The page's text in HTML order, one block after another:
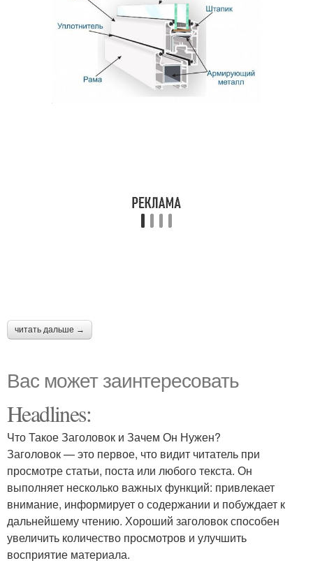
читать дальше →
Вас может заинтересовать
Headlines:
Что Такое Заголовок и Зачем Он Нужен?
Заголовок — это первое, что видит читатель при
просмотре статьи, поста или любого текста. Он
выполняет несколько важных функций: привлекает
внимание, информирует о содержании и побуждает к
дальнейшему чтению. Хороший заголовок способен
увеличить количество просмотров и улучшить
восприятие материала.